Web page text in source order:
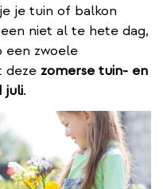
je tuin of balkon
niet al te hete dag,
zwoele
deze zomerse tuin- en
juli.